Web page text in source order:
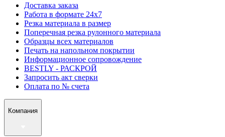
Доставка заказа
Работа в формате 24х7
Резка материала в размер
Поперечная резка рулонного материала
Образцы всех материалов
Печать на напольном покрытии
Информационное сопровождение
BESTLY - РАСКРОЙ
Запросить акт сверки
Оплата по № счета
Компания